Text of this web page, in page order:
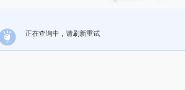
正在查询中，请刷新重试